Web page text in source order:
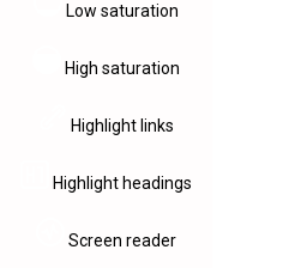
Low saturation
High saturation
Highlight links
Highlight headings
Screen reader